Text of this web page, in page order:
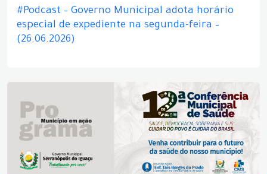
#Podcast – Governo Municipal adota horário
especial de expediente na segunda-feira –
(26.06.2026)